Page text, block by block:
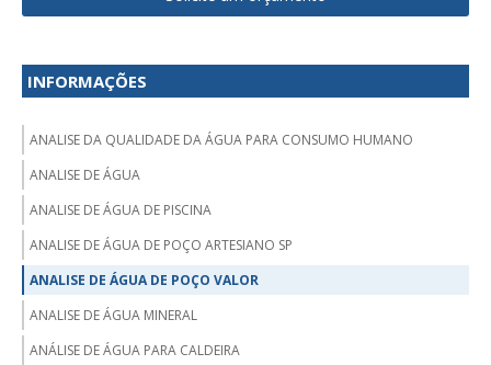
INFORMAÇÕES
ANALISE DA QUALIDADE DA ÁGUA PARA CONSUMO HUMANO
ANALISE DE ÁGUA
ANALISE DE ÁGUA DE PISCINA
ANALISE DE ÁGUA DE POÇO ARTESIANO SP
ANALISE DE ÁGUA DE POÇO VALOR
ANALISE DE ÁGUA MINERAL
ANÁLISE DE ÁGUA PARA CALDEIRA